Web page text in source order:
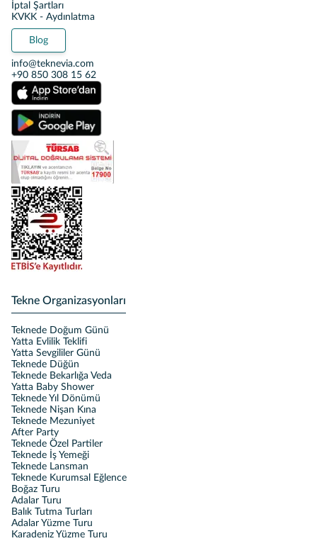
İptal Şartları
KVKK - Aydınlatma
Blog
info@teknevia.com
+90 850 308 15 62
Tekne Organizasyonları
Teknede Doğum Günü
Yatta Evlilik Teklifi
Yatta Sevgililer Günü
Teknede Düğün
Teknede Bekarlığa Veda
Yatta Baby Shower
Teknede Yıl Dönümü
Teknede Nişan Kına
Teknede Mezuniyet
After Party
Teknede Özel Partiler
Teknede İş Yemeği
Teknede Lansman
Teknede Kurumsal Eğlence
Boğaz Turu
Adalar Turu
Balık Tutma Turları
Adalar Yüzme Turu
Karadeniz Yüzme Turu